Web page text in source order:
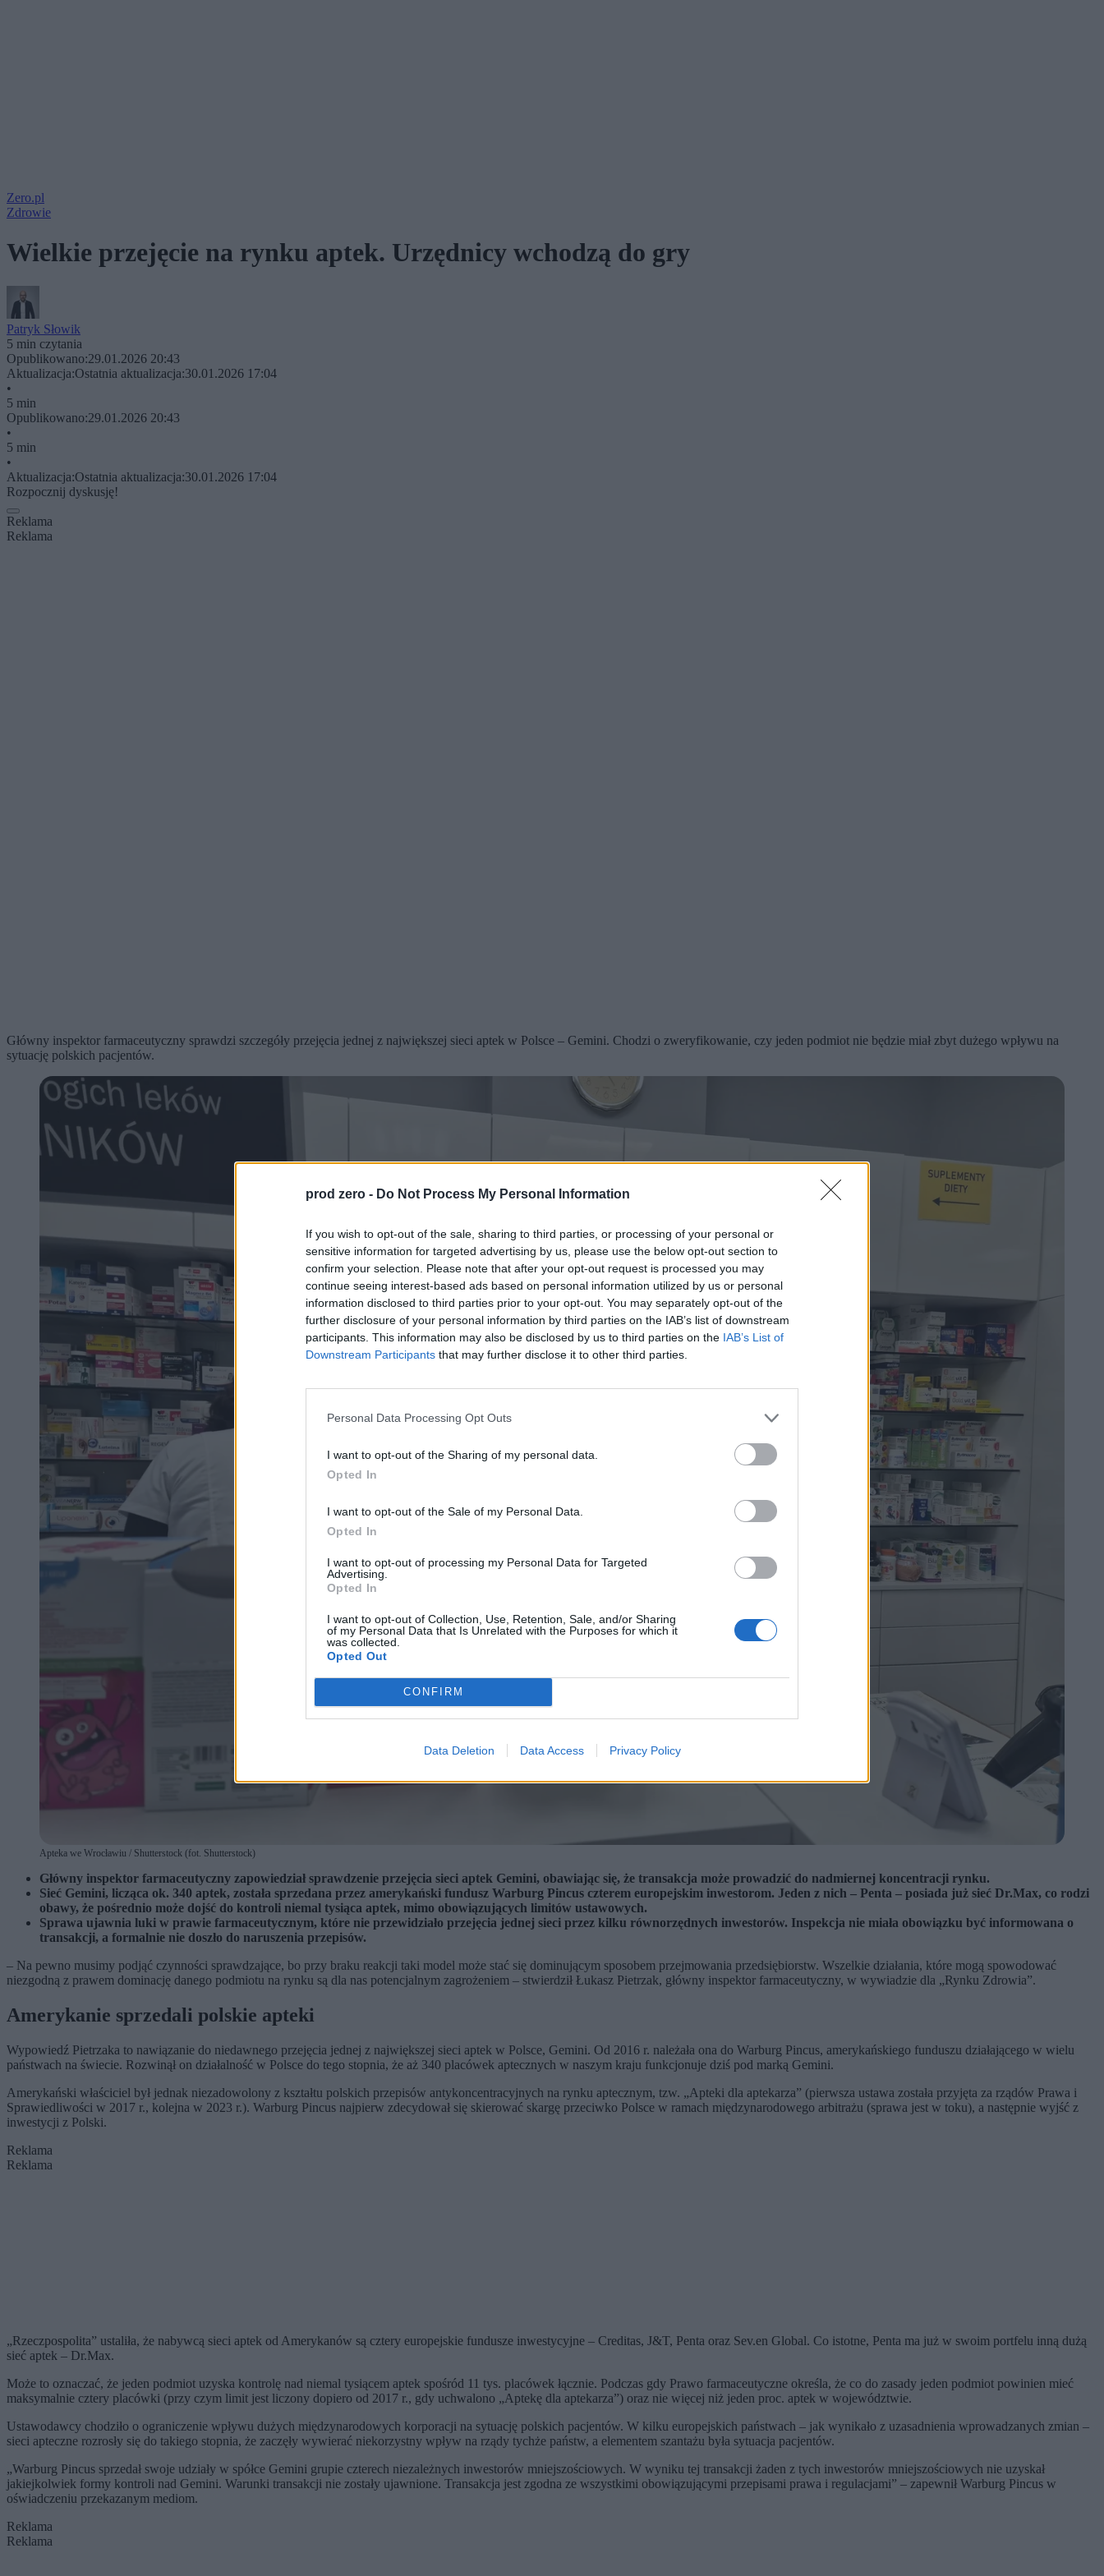
prod zero - Do Not Process My Personal Information
If you wish to opt-out of the sale, sharing to third parties, or processing of your personal or
sensitive information for targeted advertising by us, please use the below opt-out section to
confirm your selection. Please note that after your opt-out request is processed you may
continue seeing interest-based ads based on personal information utilized by us or personal
information disclosed to third parties prior to your opt-out. You may separately opt-out of the
further disclosure of your personal information by third parties on the IAB’s list of downstream
participants. This information may also be disclosed by us to third parties on the IAB’s List of
Downstream Participants that may further disclose it to other third parties.
Personal Data Processing Opt Outs
I want to opt-out of the Sharing of my personal data.
Opted In
I want to opt-out of the Sale of my Personal Data.
Opted In
I want to opt-out of processing my Personal Data for Targeted
Advertising.
Opted In
I want to opt-out of Collection, Use, Retention, Sale, and/or Sharing
of my Personal Data that Is Unrelated with the Purposes for which it
was collected.
Opted Out
CONFIRM
Data Deletion Data Access Privacy Policy
Zero.pl
Zdrowie
Wielkie przejęcie na rynku aptek. Urzędnicy wchodzą do gry
Patryk Słowik
5 min czytania
Opublikowano:29.01.2026 20:43
Aktualizacja:Ostatnia aktualizacja:30.01.2026 17:04
•
5 min
Opublikowano:29.01.2026 20:43
•
5 min
•
Aktualizacja:Ostatnia aktualizacja:30.01.2026 17:04
Rozpocznij dyskusję!
Reklama
Reklama
Główny inspektor farmaceutyczny sprawdzi szczegóły przejęcia jednej z największej sieci aptek w Polsce – Gemini. Chodzi o zweryfikowanie, czy jeden podmiot nie będzie miał zbyt dużego wpływu na
sytuację polskich pacjentów.
Apteka we Wrocławiu / Shutterstock (fot. Shutterstock)
Główny inspektor farmaceutyczny zapowiedział sprawdzenie przejęcia sieci aptek Gemini, obawiając się, że transakcja może prowadzić do nadmiernej koncentracji rynku.
Sieć Gemini, licząca ok. 340 aptek, została sprzedana przez amerykański fundusz Warburg Pincus czterem europejskim inwestorom. Jeden z nich – Penta – posiada już sieć Dr.Max, co rodzi
obawy, że pośrednio może dojść do kontroli niemal tysiąca aptek, mimo obowiązujących limitów ustawowych.
Sprawa ujawnia luki w prawie farmaceutycznym, które nie przewidziało przejęcia jednej sieci przez kilku równorzędnych inwestorów. Inspekcja nie miała obowiązku być informowana o
transakcji, a formalnie nie doszło do naruszenia przepisów.
– Na pewno musimy podjąć czynności sprawdzające, bo przy braku reakcji taki model może stać się dominującym sposobem przejmowania przedsiębiorstw. Wszelkie działania, które mogą spowodować
niezgodną z prawem dominację danego podmiotu na rynku są dla nas potencjalnym zagrożeniem – stwierdził Łukasz Pietrzak, główny inspektor farmaceutyczny, w wywiadzie dla „Rynku Zdrowia”.
Amerykanie sprzedali polskie apteki
Wypowiedź Pietrzaka to nawiązanie do niedawnego przejęcia jednej z największej sieci aptek w Polsce, Gemini. Od 2016 r. należała ona do Warburg Pincus, amerykańskiego funduszu działającego w wielu
państwach na świecie. Rozwinął on działalność w Polsce do tego stopnia, że aż 340 placówek aptecznych w naszym kraju funkcjonuje dziś pod marką Gemini.
Amerykański właściciel był jednak niezadowolony z kształtu polskich przepisów antykoncentracyjnych na rynku aptecznym, tzw. „Apteki dla aptekarza” (pierwsza ustawa została przyjęta za rządów Prawa i
Sprawiedliwości w 2017 r., kolejna w 2023 r.). Warburg Pincus najpierw zdecydował się skierować skargę przeciwko Polsce w ramach międzynarodowego arbitrażu (sprawa jest w toku), a następnie wyjść z
inwestycji z Polski.
Reklama
Reklama
„Rzeczpospolita” ustaliła, że nabywcą sieci aptek od Amerykanów są cztery europejskie fundusze inwestycyjne – Creditas, J&T, Penta oraz Sev.en Global. Co istotne, Penta ma już w swoim portfelu inną dużą
sieć aptek – Dr.Max.
Może to oznaczać, że jeden podmiot uzyska kontrolę nad niemal tysiącem aptek spośród 11 tys. placówek łącznie. Podczas gdy Prawo farmaceutyczne określa, że co do zasady jeden podmiot powinien mieć
maksymalnie cztery placówki (przy czym limit jest liczony dopiero od 2017 r., gdy uchwalono „Aptekę dla aptekarza”) oraz nie więcej niż jeden proc. aptek w województwie.
Ustawodawcy chodziło o ograniczenie wpływu dużych międzynarodowych korporacji na sytuację polskich pacjentów. W kilku europejskich państwach – jak wynikało z uzasadnienia wprowadzanych zmian –
sieci apteczne rozrosły się do takiego stopnia, że zaczęły wywierać niekorzystny wpływ na rządy tychże państw, a elementem szantażu była sytuacja pacjentów.
„Warburg Pincus sprzedał swoje udziały w spółce Gemini grupie czterech niezależnych inwestorów mniejszościowych. W wyniku tej transakcji żaden z tych inwestorów mniejszościowych nie uzyskał
jakiejkolwiek formy kontroli nad Gemini. Warunki transakcji nie zostały ujawnione. Transakcja jest zgodna ze wszystkimi obowiązującymi przepisami prawa i regulacjami” – zapewnił Warburg Pincus w
oświadczeniu przekazanym mediom.
Reklama
Reklama